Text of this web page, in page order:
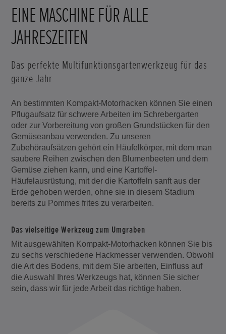
EINE MASCHINE FÜR ALLE
JAHRESZEITEN
Das perfekte Multifunktionsgartenwerkzeug für das
ganze Jahr.
An bestimmten Kompakt-Motorhacken können Sie einen
Pflugaufsatz für schwere Arbeiten im Schrebergarten
oder zur Vorbereitung von großen Grundstücken für den
Gemüseanbau verwenden. Zu unseren
Zubehöraufsätzen gehört ein Häufelkörper, mit dem man
saubere Reihen zwischen den Blumenbeeten und dem
Gemüse ziehen kann, und eine Kartoffel-
Häufelausrüstung, mit der die Kartoffeln sanft aus der
Erde gehoben werden, ohne sie in diesem Stadium
bereits zu Pommes frites zu verarbeiten.
Das vielseitige Werkzeug zum Umgraben
Mit ausgewählten Kompakt-Motorhacken können Sie bis
zu sechs verschiedene Hackmesser verwenden. Obwohl
die Art des Bodens, mit dem Sie arbeiten, Einfluss auf
die Auswahl Ihres Werkzeugs hat, können Sie sicher
sein, dass wir für jede Arbeit das richtige haben.